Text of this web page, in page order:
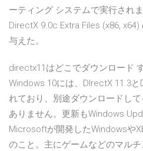
ーティング システムで実行され
DirectX 9.0c Extra Files (x86,
与えた。
directx11はどこでダウンロード
Windows 10には、DIrectX 11.3
れており、別途ダウンロードし
ありません。更新もWindows
Microsoftが開発したWindowsや
のこと。主にゲームなどのマル